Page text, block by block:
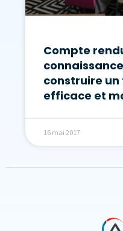
Compte
construire
efficace et
16 mai 2017